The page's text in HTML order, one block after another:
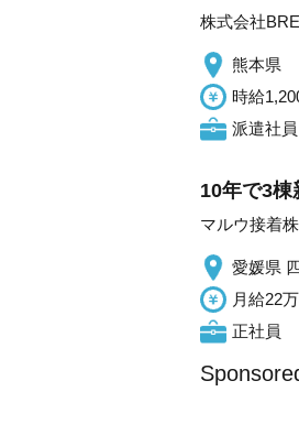
株式会社
熊本県
時給
派遣社員
10年で3
マルウ接着
愛媛県
月給22
正社員